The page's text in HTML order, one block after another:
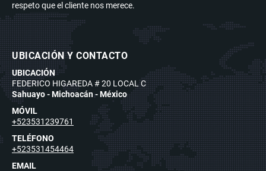
respeto que el cliente nos merece.
UBICACIÓN Y CONTACTO
UBICACIÓN
FEDERICO HIGAREDA # 20 LOCAL C
Sahuayo - Michoacán - México
MÓVIL
+523531239761
TELÉFONO
+523531454464
EMAIL